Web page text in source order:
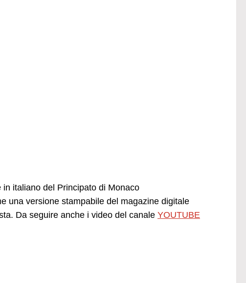
italiano del Principato di Monaco
una versione stampabile del magazine digitale
Da seguire anche i video del canale YOUTUBE